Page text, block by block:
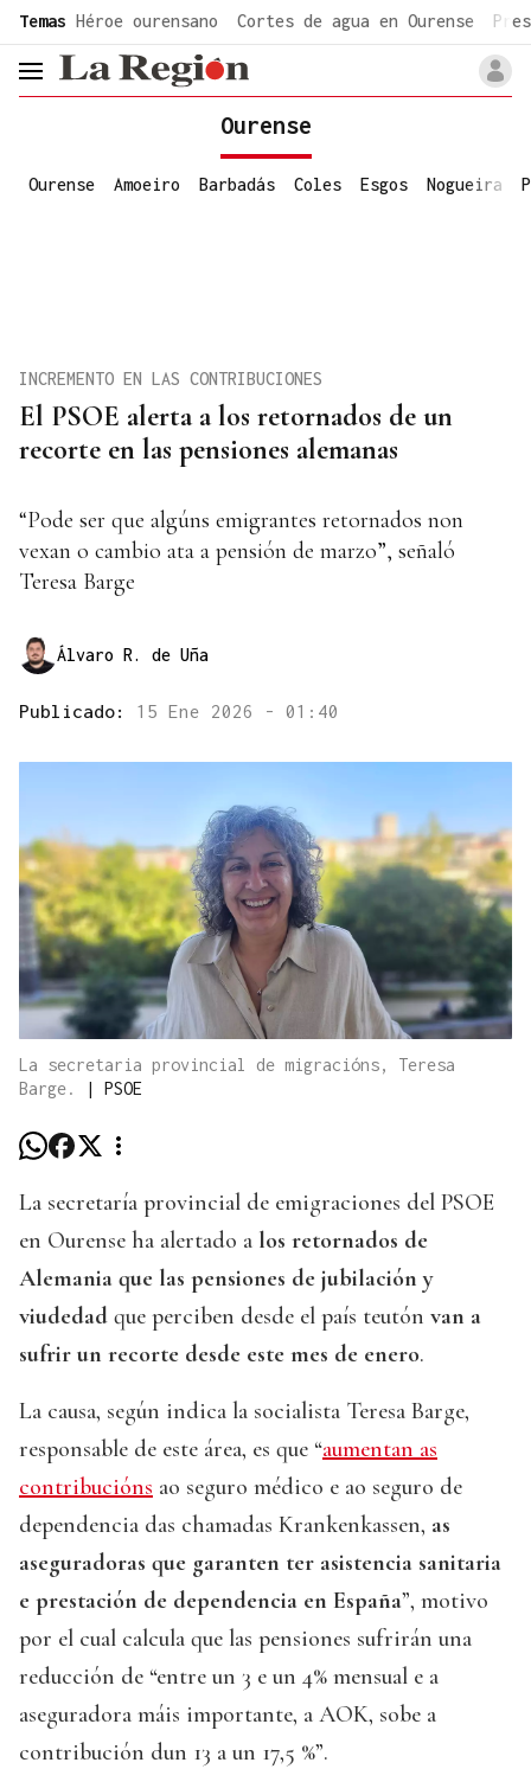
common.go-to-content
Temas Héroe ourensano Cortes de agua en Ourense
header.menu.open
Ourense
Ourense Amoeiro Barbadás Coles Esgos Nogueira
El PSOE alerta a los retornados de un
recorte en las pensiones alemanas
INCREMENTO EN LAS CONTRIBUCIONES
“Pode ser que algúns emigrantes retornados non
vexan o cambio ata a pensión de marzo”, señaló
Teresa Barge
Álvaro R. de Uña
Publicado: 15 Ene 2026 - 01:40
La secretaria provincial de migracións, Teresa
Barge.
| PSOE
La secretaría provincial de emigraciones del PSOE
en Ourense ha alertado a los retornados de
Alemania que las pensiones de jubilación y
viudedad que perciben desde el país teutón van a
sufrir un recorte desde este mes de enero.
La causa, según indica la socialista Teresa Barge,
responsable de este área, es que “aumentan as
contribucións ao seguro médico e ao seguro de
dependencia das chamadas Krankenkassen, as
aseguradoras que garanten ter asistencia sanitaria
e prestación de dependencia en España”, motivo
por el cual calcula que las pensiones sufrirán una
reducción de “entre un 3 e un 4% mensual e a
aseguradora máis importante, a AOK, sobe a
contribución dun 13 a un 17,5 %”.